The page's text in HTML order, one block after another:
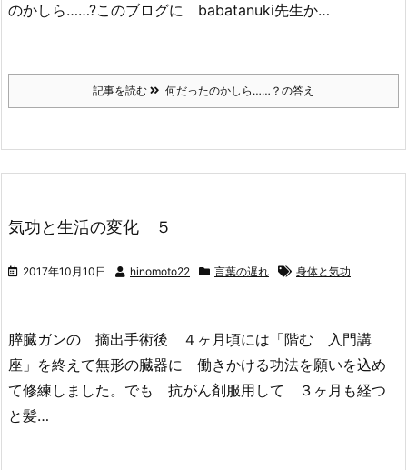
のかしら……?このブログに babatanuki先生か…
記事を読む 何だったのかしら……？の答え
気功と生活の変化 ５
2017年10月10日 hinomoto22 言葉の遅れ 身体と気功
膵臓ガンの 摘出手術後 ４ヶ月頃には「階む 入門講
座」を終えて無形の臓器に 働きかける功法を願いを込め
て修練しました。でも 抗がん剤服用して ３ヶ月も経つ
と髪…